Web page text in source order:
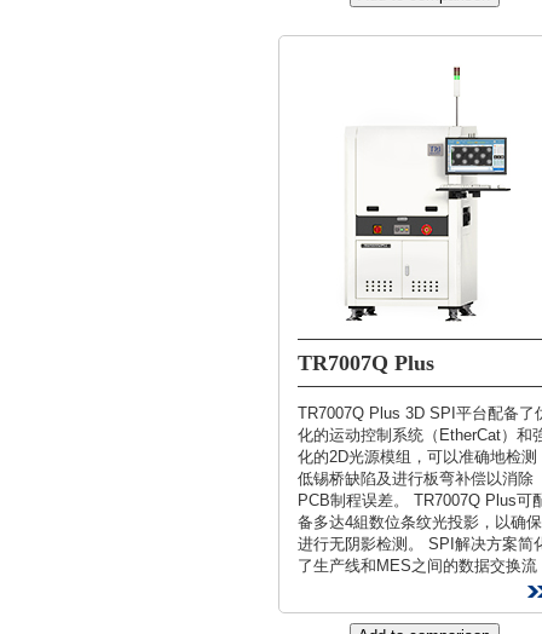
即将推出的创新协定，例如 IPC-
CFX 与 IPC Hermes 9852 标准
TR7007Q Plus
TR7007Q Plus 3D SPI平台配备了
化的运动控制系统（EtherCat）和
化的2D光源模组，可以准确地检测
低锡桥缺陷及进行板弯补偿以消除
PCB制程误差。 TR7007Q Plus可
备多达4組数位条纹光投影，以确保
进行无阴影检测。 SPI解决方案简
了生产线和MES之间的数据交换流
程，实现生产线连接数据的可追溯
性。